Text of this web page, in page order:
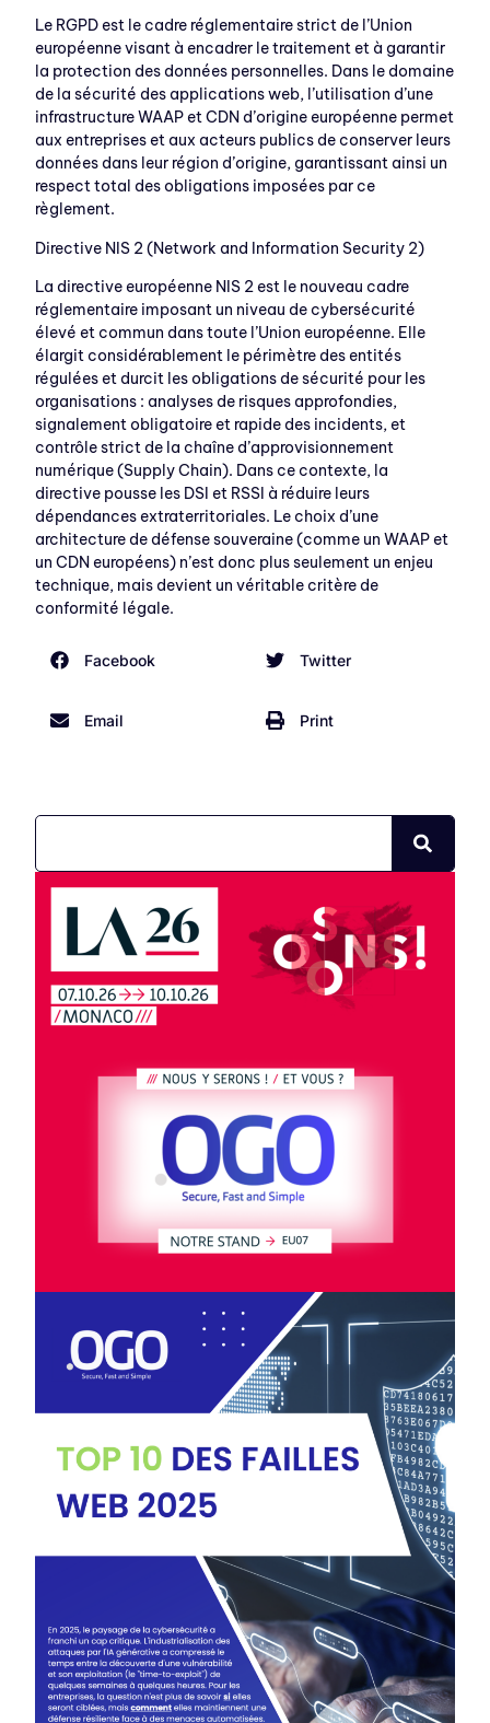
Le RGPD est le cadre réglementaire strict de l’Union
européenne visant à encadrer le traitement et à garantir
la protection des données personnelles. Dans le domaine
de la sécurité des applications web, l’utilisation d’une
infrastructure WAAP et CDN d’origine européenne permet
aux entreprises et aux acteurs publics de conserver leurs
données dans leur région d’origine, garantissant ainsi un
respect total des obligations imposées par ce
règlement.
Directive NIS 2 (Network and Information Security 2)
La directive européenne NIS 2 est le nouveau cadre
réglementaire imposant un niveau de cybersécurité
élevé et commun dans toute l’Union européenne. Elle
élargit considérablement le périmètre des entités
régulées et durcit les obligations de sécurité pour les
organisations : analyses de risques approfondies,
signalement obligatoire et rapide des incidents, et
contrôle strict de la chaîne d’approvisionnement
numérique (Supply Chain). Dans ce contexte, la
directive pousse les DSI et RSSI à réduire leurs
dépendances extraterritoriales. Le choix d’une
architecture de défense souveraine (comme un WAAP et
un CDN européens) n’est donc plus seulement un enjeu
technique, mais devient un véritable critère de
conformité légale.
Facebook Twitter
Email Print